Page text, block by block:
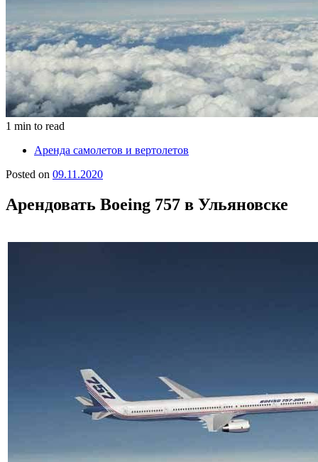
1 min to read
Аренда самолетов и вертолетов
Posted on 09.11.2020
Арендовать Boeing 757 в Ульяновске